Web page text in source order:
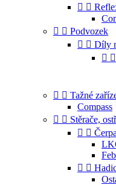
 
  Podvozek
  Díly
 
  Tažné
Compass
  Stěrače,
 
 